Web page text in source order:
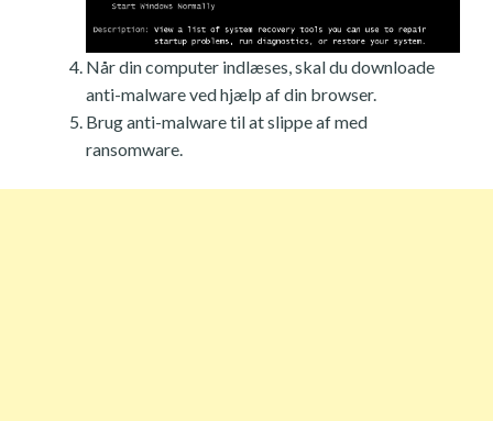
Når din computer indlæses, skal du downloade
anti-malware ved hjælp af din browser.
Brug anti-malware til at slippe af med
ransomware.